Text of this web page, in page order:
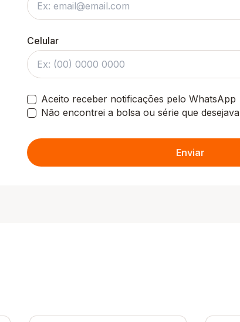
Celular
Aceito receber notificações pelo WhatsApp
Não encontrei a bolsa ou série que desejava
Enviar